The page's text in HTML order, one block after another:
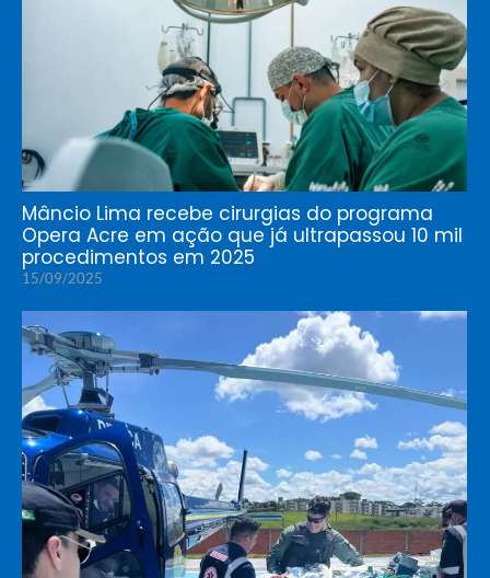
Mâncio Lima recebe cirurgias do programa
Opera Acre em ação que já ultrapassou 10 mil
procedimentos em 2025
15/09/2025